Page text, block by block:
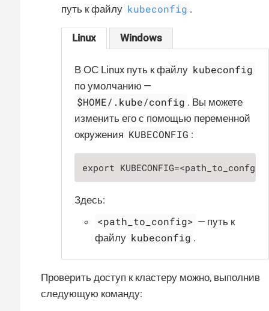
путь к файлу kubeconfig .
Linux Windows
В ОС Linux путь к файлу kubeconfig
по умолчанию —
$HOME/.kube/config . Вы можете
изменить его с помощью переменной
окружения KUBECONFIG :
export KUBECONFIG=<path_to_confg>
Здесь:
<path_to_config> — путь к
файлу kubeconfig .
Проверить доступ к кластеру можно, выполнив
следующую команду: